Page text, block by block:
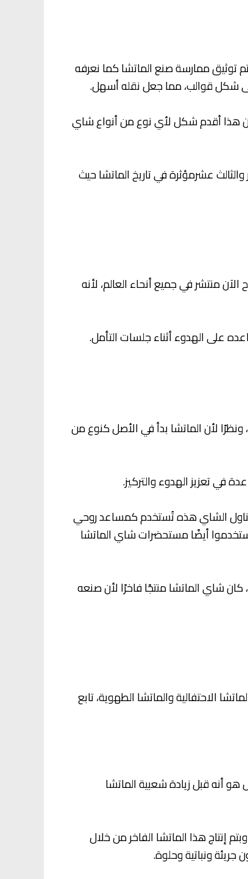
توثيق ممارسة صنع الماتشا كما نعرفه
شكل قوالب، مما جعل نقله أسهل.
هذا أقدم شكل لأي نوع من أنواع شاي
عشرمؤثرة في تاريخ الماتشا حيث
منتشر في جميع أنحاء العالم، لأنه
على الهدوء أثناء جلسات التأمل.
لأن الماتشا بدأ في الأصل كنوع من
في تعزيز الهدوء والتركيز.
الشاي هذه تُستخدم كمساعد روحي
استخدموا أيضًا مستحضرات شاي الماتشا
كان شاي الماتشا منتجًا فاخرًا لأن صنعه
الاحتفالية والماتشا الطهوية، تابع
هو أنه قبل زيادة شعبية الماتشا
إنتاج هذا الماتشا الفاخر من خلال
ونباتية وحلوة.